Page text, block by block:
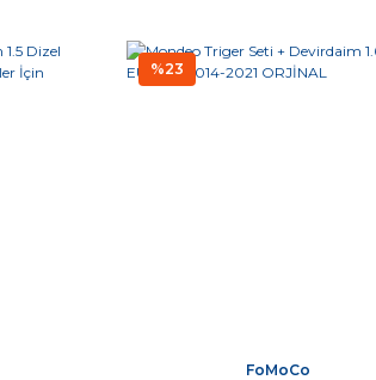
%23
FoMoCo